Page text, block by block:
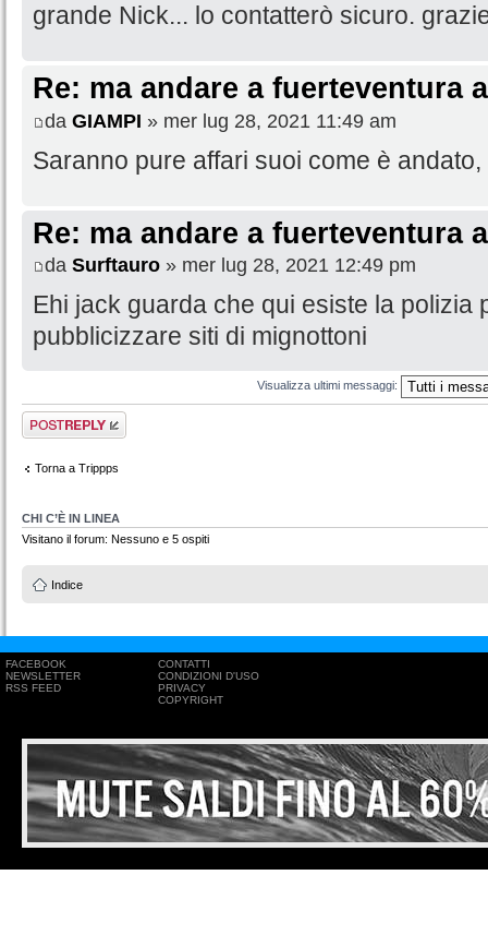
grande Nick... lo contatterò sicuro.
Re: ma andare a fuerteventura
da GIAMPI » mer lug 28, 2021 11:49 am
Saranno pure affari suoi come è
Re: ma andare a fuerteventura
da Surftauro » mer lug 28, 2021 12:49 pm
Ehi jack guarda che qui esiste la polizia
pubblicizzare siti di mignottoni
Visualizza ultimi messaggi:
Rispondi al
messaggio
Torna a Trippps
CHI C’È IN LINEA
Visitano il forum: Nessuno e 5 ospiti
Indice
FACEBOOK
NEWSLETTER
RSS FEED
CONTATTI
CONDIZIONI D'USO
PRIVACY
COPYRIGHT